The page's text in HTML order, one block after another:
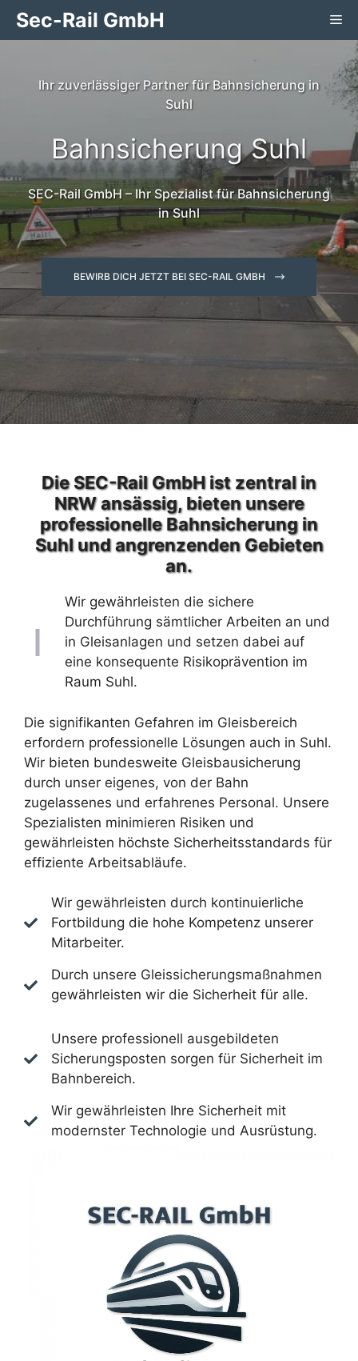
Zum
InhaltSec-Rail GmbH
Ihr zuverlässiger Partner für Bahnsicherung in
Suhl
Bahnsicherung Suhl
SEC-Rail GmbH – Ihr Spezialist für Bahnsicherung
in Suhl
BEWIRB DICH JETZT BEI SEC-RAIL GMBH
Die SEC-Rail GmbH ist zentral in
NRW ansässig, bieten unsere
professionelle Bahnsicherung in
Suhl und angrenzenden Gebieten
an.
Wir gewährleisten die sichere
Durchführung sämtlicher Arbeiten an und
in Gleisanlagen und setzen dabei auf
eine konsequente Risikoprävention im
Raum Suhl.
Die signifikanten Gefahren im Gleisbereich
erfordern professionelle Lösungen auch in Suhl.
Wir bieten bundesweite Gleisbausicherung
durch unser eigenes, von der Bahn
zugelassenes und erfahrenes Personal. Unsere
Spezialisten minimieren Risiken und
gewährleisten höchste Sicherheitsstandards für
effiziente Arbeitsabläufe.
Wir gewährleisten durch kontinuierliche
Fortbildung die hohe Kompetenz unserer
Mitarbeiter.
Durch unsere Gleissicherungsmaßnahmen
gewährleisten wir die Sicherheit für alle.
Unsere professionell ausgebildeten
Sicherungsposten sorgen für Sicherheit im
Bahnbereich.
Wir gewährleisten Ihre Sicherheit mit
modernster Technologie und Ausrüstung.